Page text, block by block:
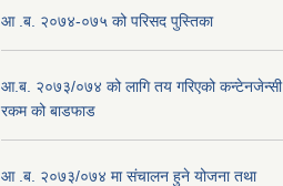
आ .ब. २०७४-०७५ को परिसद पुस्तिका
आ.ब. २०७३/०७४ को लागि तय गरिएको कन्टेनजेन्सी
रकम को बाडफाड
आ .ब. २०७३/०७४ मा संचालन हुने योजना तथा